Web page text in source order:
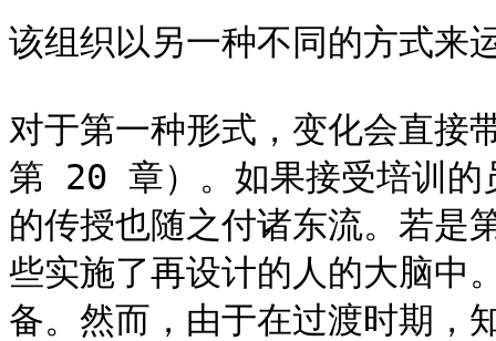
该组织以另一种不同的方式来
对于第一种形式，变化会直接
第 20 章）。如果接受培训的
的传授也随之付诸东流。若是
些实施了再设计的人的大脑中
备。然而，由于在过渡时期，